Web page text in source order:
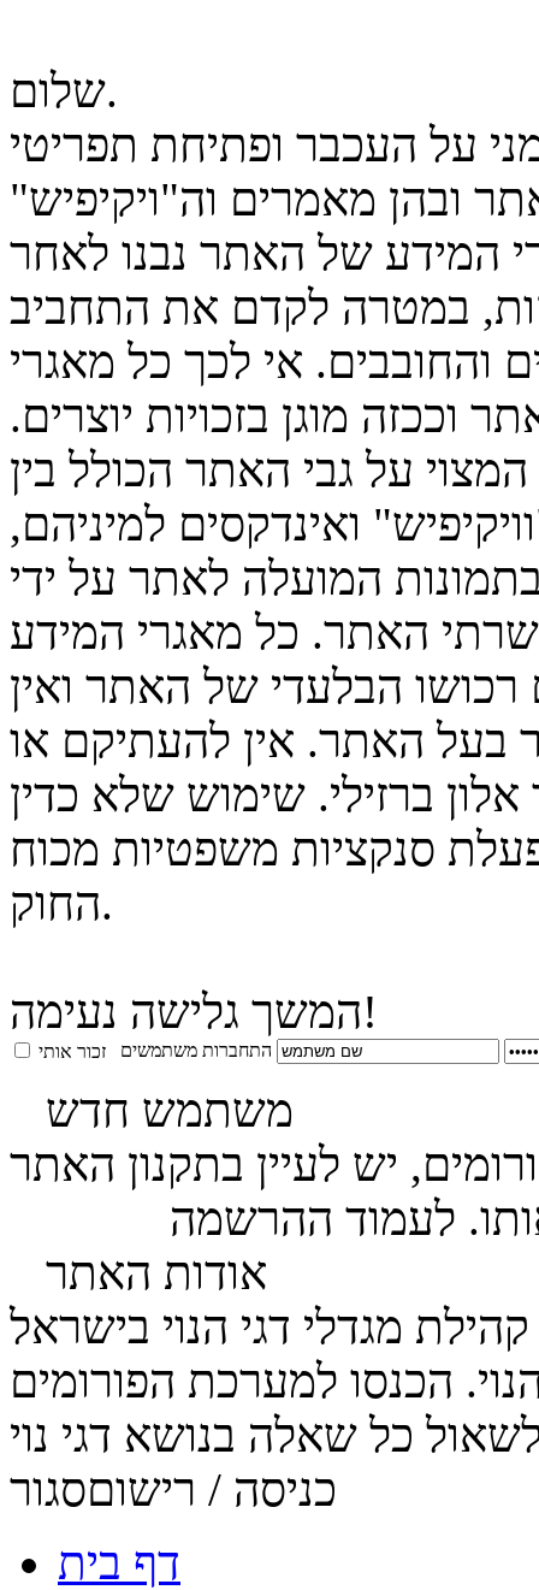
שלום.
על העכבר ופתיחת תפריטי
ובהן מאמרים וה"ויקיפיש"
המידע של האתר נבנו לאחר
במטרה לקדם את התחביב
והחובבים. אי לכך כל מאגרי
וככזה מוגן בזכויות יוצרים.
על גבי האתר הכולל בין
ואינדקסים למיניהם,
המועלה לאתר על ידי
שרתי האתר. כל מאגרי המידע
הבלעדי של האתר ואין
בעל האתר. אין להעתיקם או
ברזילי. שימוש שלא כדין
סנקציות משפטיות מכוח
החוק.
המשך גלישה נעימה!
התחברות משתמשים זכור אותי
משתמש חדש
יש לעיין בתקנון האתר
לעמוד ההרשמה
אודות האתר
הכנסו למערכת הפורומים
כניסה / רישוםסגור
דף בית